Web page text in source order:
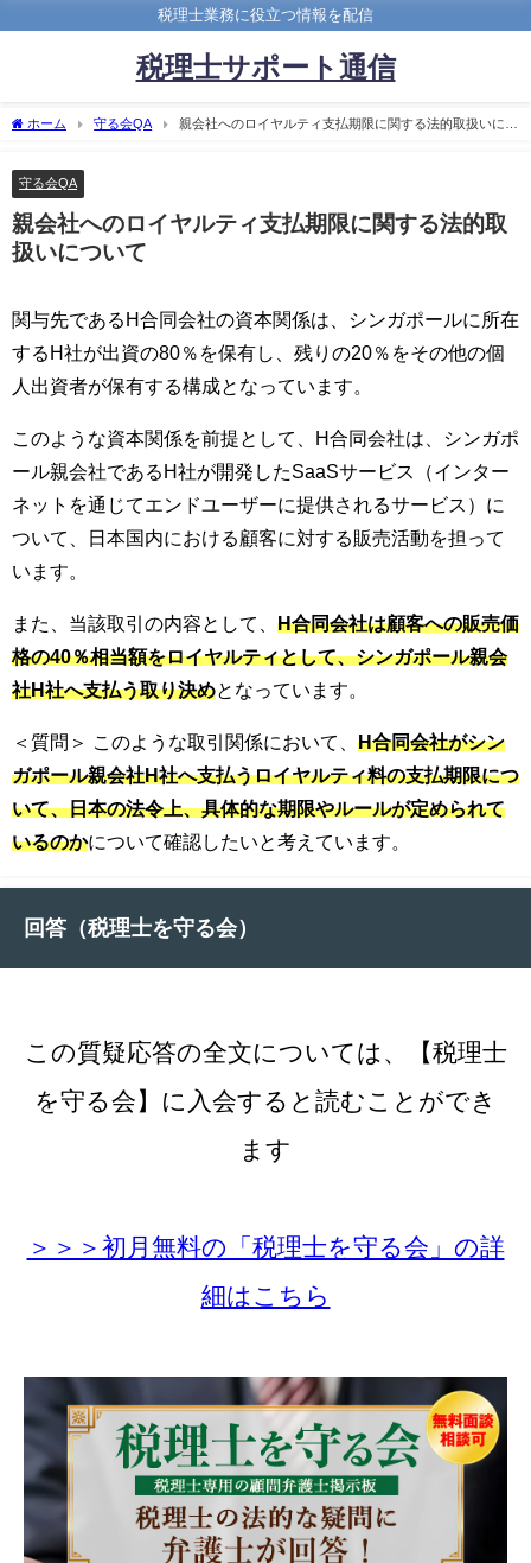
税理士業務に役立つ情報を配信
税理士サポート通信
ホーム 守る会QA
親会社へのロイヤルティ支払期限に関する法的取扱いにつ
守る会QA
親会社へのロイヤルティ支払期限に関する法的取
扱いについて
関与先であるH合同会社の資本関係は、シンガポールに所在
するH社が出資の80％を保有し、残りの20％をその他の個
人出資者が保有する構成となっています。
このような資本関係を前提として、H合同会社は、シンガポ
ール親会社であるH社が開発したSaaSサービス（インター
ネットを通じてエンドユーザーに提供されるサービス）に
ついて、日本国内における顧客に対する販売活動を担って
います。
また、当該取引の内容として、 H合同会社は顧客への販売価
格の40％相当額をロイヤルティとして、シンガポール親会
社H社へ支払う取り決めとなっています。
＜質問＞ このような取引関係において、 H合同会社がシン
ガポール親会社H社へ支払うロイヤルティ料の支払期限につ
いて、日本の法令上、具体的な期限やルールが定められて
いるのかについて確認したいと考えています。
回答（税理士を守る会）
この質疑応答の全文については、【税理士
を守る会】に 入会すると読むことができ
ます
＞＞＞初月無料の「税理士を守る会」の詳
細はこちら